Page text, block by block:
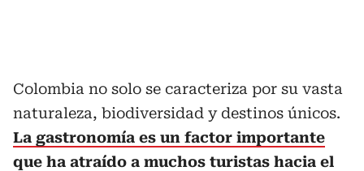
Colombia no solo se caracteriza por su vasta
naturaleza, biodiversidad y destinos únicos.
La gastronomía es un factor importante
que ha atraído a muchos turistas hacia el